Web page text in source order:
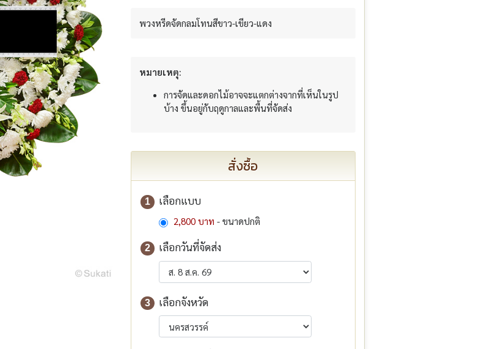
พวงหรีดจัดกลมโทนสีขาว-เขียว-แดง
หมายเหตุ:
การจัดและดอกไม้อาจจะแตกต่างจากที่เห็นในรูป
บ้าง ขึ้นอยู่กับฤดูกาลและพื้นที่จัดส่ง
สั่งซื้อ
1 เลือกแบบ
2,800 บาท - ขนาดปกติ
2 เลือกวันที่จัดส่ง
3 เลือกจังหวัด